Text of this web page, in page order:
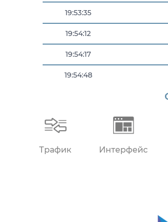
19:53:35
19:54:12
19:54:17
19:54:48
Трафик Интерфейс